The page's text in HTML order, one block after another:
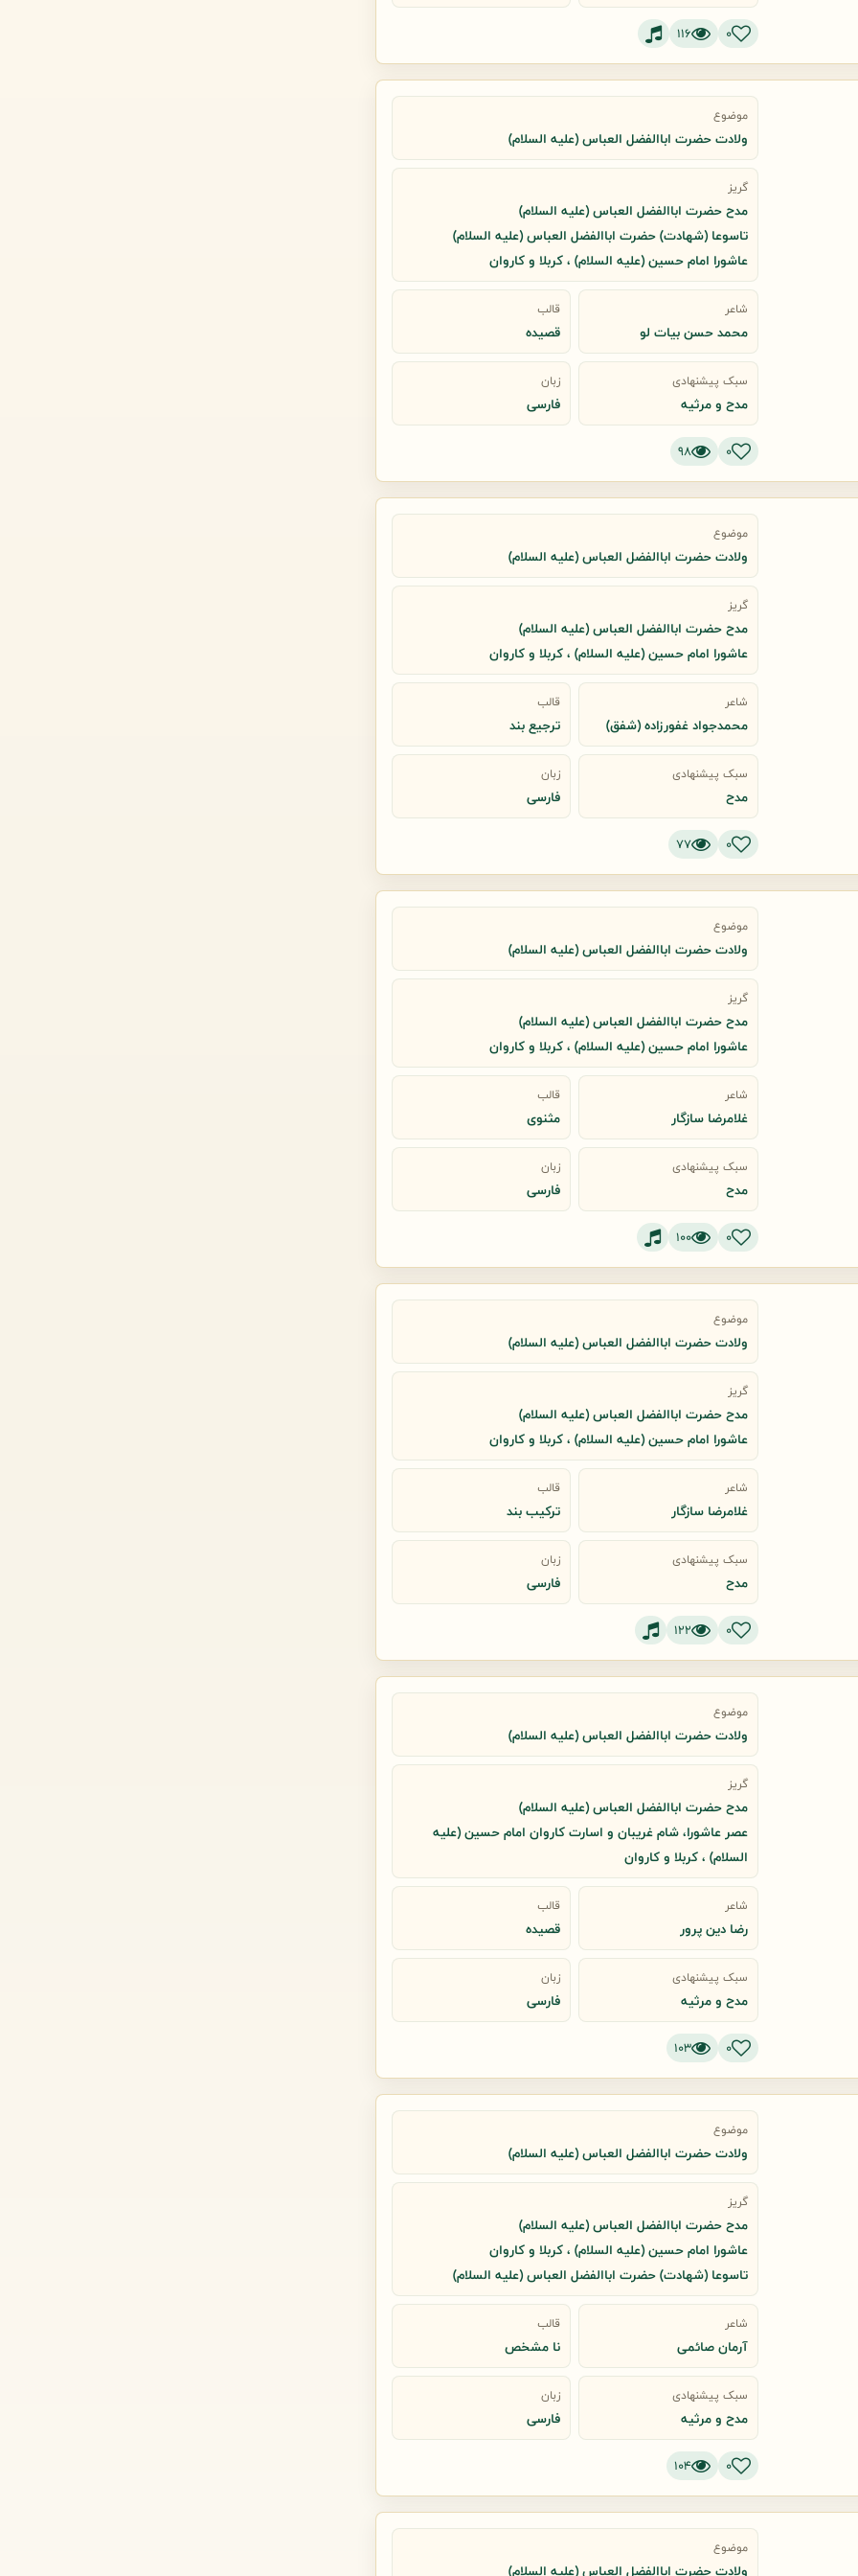
0
116
موضوع
ولادت حضرت اباالفضل العباس (علیه السلام)
گریز
مدح حضرت اباالفضل العباس (علیه السلام)
تاسوعا (شهادت) حضرت اباالفضل العباس (علیه السلام)
عاشورا امام حسین (علیه السلام) ، کربلا و کاروان
شاعر
محمد حسن بیات لو
قالب
قصیده
سبک پیشنهادی
مدح و مرثیه
زبان
فارسی
0
98
موضوع
ولادت حضرت اباالفضل العباس (علیه السلام)
گریز
مدح حضرت اباالفضل العباس (علیه السلام)
عاشورا امام حسین (علیه السلام) ، کربلا و کاروان
شاعر
محمدجواد غفورزاده (شفق)
قالب
ترجیع بند
سبک پیشنهادی
مدح
زبان
فارسی
0
77
موضوع
ولادت حضرت اباالفضل العباس (علیه السلام)
گریز
مدح حضرت اباالفضل العباس (علیه السلام)
عاشورا امام حسین (علیه السلام) ، کربلا و کاروان
شاعر
غلامرضا سازگار
قالب
مثنوی
سبک پیشنهادی
مدح
زبان
فارسی
0
100
موضوع
ولادت حضرت اباالفضل العباس (علیه السلام)
گریز
مدح حضرت اباالفضل العباس (علیه السلام)
عاشورا امام حسین (علیه السلام) ، کربلا و کاروان
شاعر
غلامرضا سازگار
قالب
ترکیب بند
سبک پیشنهادی
مدح
زبان
فارسی
0
122
موضوع
ولادت حضرت اباالفضل العباس (علیه السلام)
گریز
مدح حضرت اباالفضل العباس (علیه السلام)
عصر عاشورا، شام غریبان و اسارت کاروان امام حسین (علیه
السلام) ، کربلا و کاروان
شاعر
رضا دین پرور
قالب
قصیده
سبک پیشنهادی
مدح و مرثیه
زبان
فارسی
0
103
موضوع
ولادت حضرت اباالفضل العباس (علیه السلام)
گریز
مدح حضرت اباالفضل العباس (علیه السلام)
عاشورا امام حسین (علیه السلام) ، کربلا و کاروان
تاسوعا (شهادت) حضرت اباالفضل العباس (علیه السلام)
شاعر
آرمان صائمی
قالب
نا مشخص
سبک پیشنهادی
مدح و مرثیه
زبان
فارسی
0
104
موضوع
ولادت حضرت اباالفضل العباس (علیه السلام)